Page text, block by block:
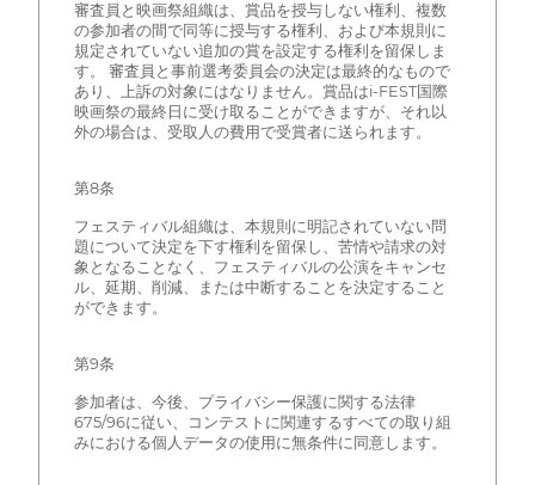
審査員と映画祭組織は、賞品を授与しない権利、複数
の参加者の間で同等に授与する権利、および本規則に
規定されていない追加の賞を設定する権利を留保しま
す。 審査員と事前選考委員会の決定は最終的なもので
あり、上訴の対象にはなりません。賞品はi-FEST国際
映画祭の最終日に受け取ることができますが、それ以
外の場合は、受取人の費用で受賞者に送られます。
第8条
フェスティバル組織は、本規則に明記されていない問
題について決定を下す権利を留保し、苦情や請求の対
象となることなく、フェスティバルの公演をキャンセ
ル、延期、削減、または中断することを決定すること
ができます。
第9条
参加者は、今後、プライバシー保護に関する法律
675/96に従い、コンテストに関連するすべての取り組
みにおける個人データの使用に無条件に同意します。